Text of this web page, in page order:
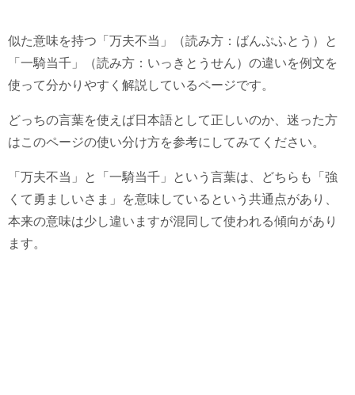
似た意味を持つ「万夫不当」（読み方：ばんぷふとう）と
「一騎当千」（読み方：いっきとうせん）の違いを例文を
使って分かりやすく解説しているページです。
どっちの言葉を使えば日本語として正しいのか、迷った方
はこのページの使い分け方を参考にしてみてください。
「万夫不当」と「一騎当千」という言葉は、どちらも「強
くて勇ましいさま」を意味しているという共通点があり、
本来の意味は少し違いますが混同して使われる傾向があり
ます。